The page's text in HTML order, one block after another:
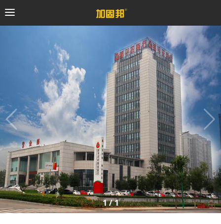
碳纤维系统
粘钢加固系统
预应力系统
植筋锚固系统
砼修复系统
桥梁支座系统
1/1